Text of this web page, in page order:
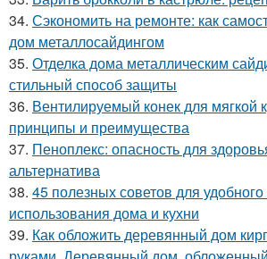
34. Сэкономить на ремонте: как
дом металлосайдингом
35. Отделка дома металлическим
стильный способ защиты
36. Вентилируемый конек для мягкой
принципы и преимущества
37. Пеноплекс: опасность для
альтернатива
38. 45 полезных советов для
использования дома и кухни
39. Как обложить деревянный дом